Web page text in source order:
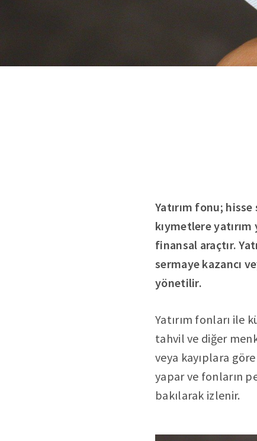
Yatırım fonu;
kıymetlere
finansal araçtır.
sermaye kazancı
yönetilir.
Yatırım fonları ile
tahvil ve diğer
veya kayıplara
yapar ve fonların
bakılarak izlenir.